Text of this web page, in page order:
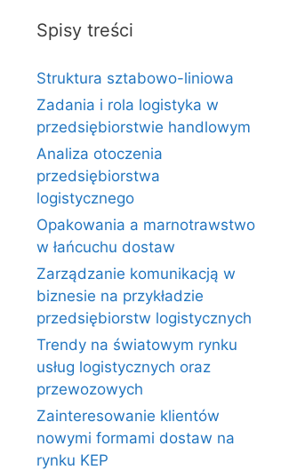
Spisy treści
Struktura sztabowo-liniowa
Zadania i rola logistyka w
przedsiębiorstwie handlowym
Analiza otoczenia
przedsiębiorstwa
logistycznego
Opakowania a marnotrawstwo
w łańcuchu dostaw
Zarządzanie komunikacją w
biznesie na przykładzie
przedsiębiorstw logistycznych
Trendy na światowym rynku
usług logistycznych oraz
przewozowych
Zainteresowanie klientów
nowymi formami dostaw na
rynku KEP